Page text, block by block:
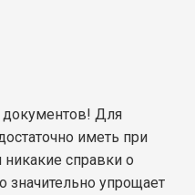
документов! Для
иметь при
никакие справки о
значительно упрощает